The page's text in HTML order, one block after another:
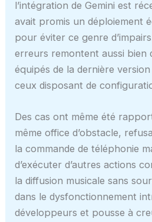
l’intégration de Gemini est
avait promis un déploiement
pour éviter ce genre
erreurs remontent aussi bien
équipés de la dernière
ceux disposant de
Des cas ont même été
même office d’obstacle,
la commande de téléphonie
d’exécuter d’autres actions
la diffusion musicale sans
dans le dysfonctionnement
développeurs et pousse à